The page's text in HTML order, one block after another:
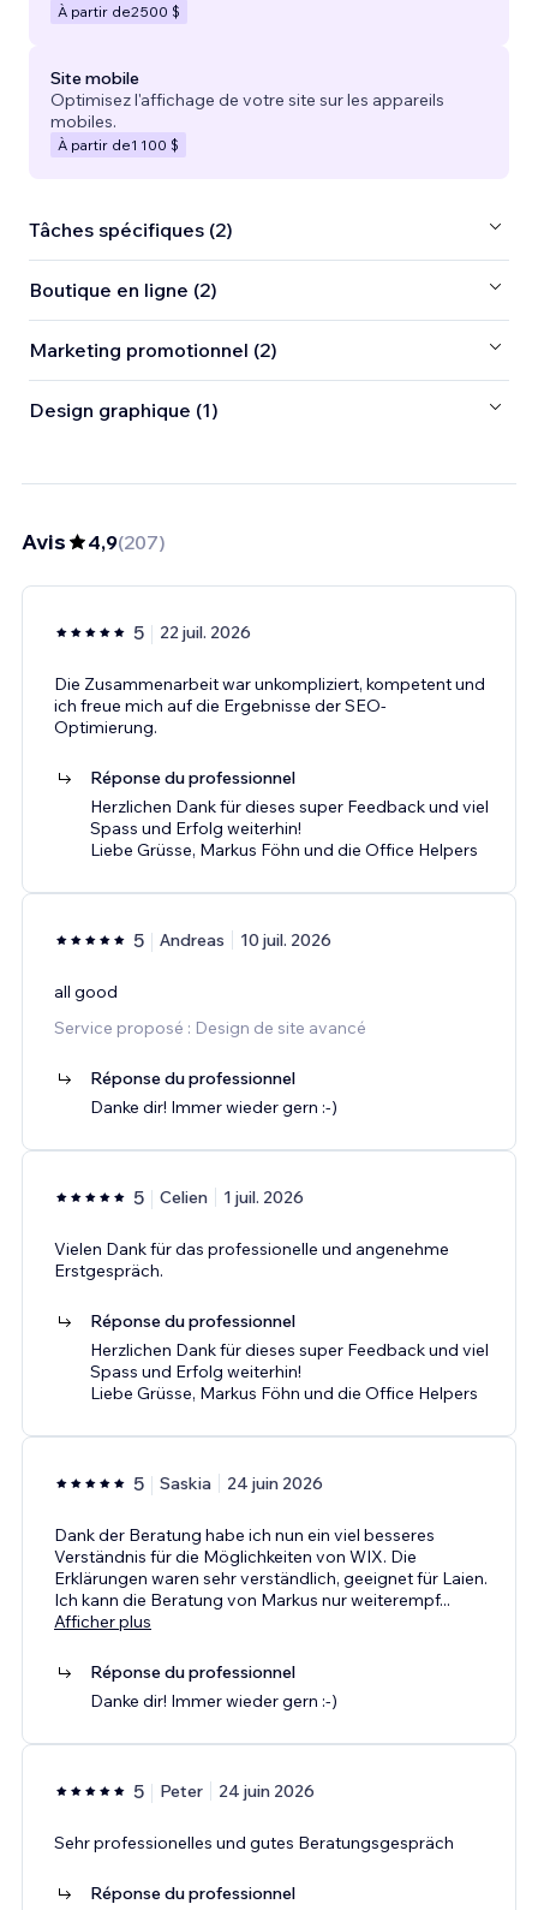
À partir de2 500 $
Site mobile
Optimisez l'affichage de votre site sur les appareils
mobiles.
À partir de1 100 $
Tâches spécifiques (2)
Boutique en ligne (2)
Marketing promotionnel (2)
Design graphique (1)
Avis 4,9(207)
5 22 juil. 2026
Die Zusammenarbeit war unkompliziert, kompetent und
ich freue mich auf die Ergebnisse der SEO-
Optimierung.
Réponse du professionnel
Herzlichen Dank für dieses super Feedback und viel
Spass und Erfolg weiterhin!
Liebe Grüsse, Markus Föhn und die Office Helpers
5 Andreas 10 juil. 2026
all good
Service proposé : Design de site avancé
Réponse du professionnel
Danke dir! Immer wieder gern :-)
5 Celien 1 juil. 2026
Vielen Dank für das professionelle und angenehme
Erstgespräch.
Réponse du professionnel
Herzlichen Dank für dieses super Feedback und viel
Spass und Erfolg weiterhin!
Liebe Grüsse, Markus Föhn und die Office Helpers
5 Saskia 24 juin 2026
Dank der Beratung habe ich nun ein viel besseres
Verständnis für die Möglichkeiten von WIX. Die
Erklärungen waren sehr verständlich, geeignet für Laien.
Ich kann die Beratung von Markus nur weiterempf...
Afficher plus
Réponse du professionnel
Danke dir! Immer wieder gern :-)
5 Peter 24 juin 2026
Sehr professionelles und gutes Beratungsgespräch
Réponse du professionnel